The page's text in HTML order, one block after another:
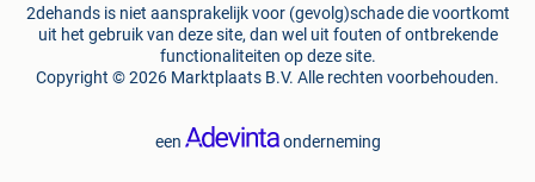
2dehands is niet aansprakelijk voor (gevolg)schade die voortkomt
uit het gebruik van deze site, dan wel uit fouten of ontbrekende
functionaliteiten op deze site.
Copyright © 2026 Marktplaats B.V. Alle rechten voorbehouden.
een onderneming